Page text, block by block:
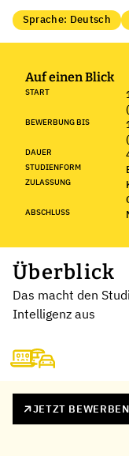
Sprache: Deutsch
Auf einen Blick
START
BEWERBUNG BIS
DAUER
STUDIENFORM
ZULASSUNG
ABSCHLUSS
Überblick
Das macht den
Intelligenz aus
JETZT BEWERBEN